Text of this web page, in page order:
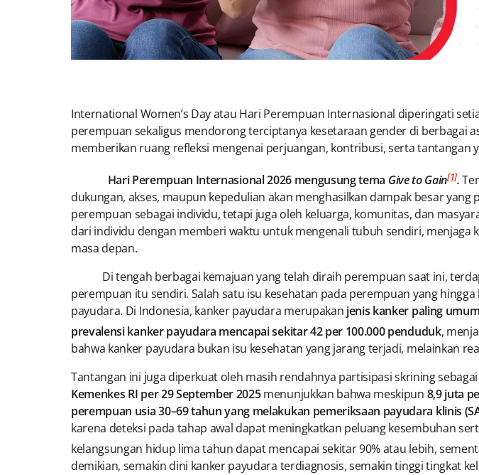
International Women’s Day atau Hari Perempuan Internasional diperingati
perempuan sekaligus mendorong terciptanya kesetaraan gender di berbagai
memberikan ruang refleksi mengenai perjuangan, kontribusi, serta tantangan
Hari Perempuan Internasional 2026 mengusung tema Give to Gain[1].
dukungan, akses, maupun kepedulian akan menghasilkan dampak besar
perempuan sebagai individu, tetapi juga oleh keluarga, komunitas, dan
dari individu dengan memberi waktu untuk mengenali tubuh sendiri,
masa depan.
Di tengah berbagai kemajuan yang telah diraih perempuan saat ini,
perempuan itu sendiri. Salah satu isu kesehatan pada perempuan yang
payudara. Di Indonesia, kanker payudara merupakan jenis kanker paling
prevalensi kanker payudara mencapai sekitar 42 per 100.000 penduduk,
bahwa kanker payudara bukan isu kesehatan yang jarang terjadi, melainkan
Tantangan ini juga diperkuat oleh masih rendahnya partisipasi skrining
Kemenkes RI per 29 September 2025menunjukkan bahwa meskipun 8,9 juta
perempuan usia 30–69 tahun yang melakukan pemeriksaan payudara klinis
karena deteksi pada tahap awal dapat meningkatkan peluang kesembuhan
kelangsungan hidup lima tahun dapat mencapai sekitar 90% atau lebih,
demikian, semakin dini kanker payudara terdiagnosis, semakin tinggi tingkat